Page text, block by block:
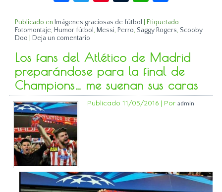
Publicado en Imágenes graciosas de fútbol
Etiquetado
Fotomontaje, Humor fútbol , Messi, Perro, Saggy Rogers, Scooby
Doo
Deja un comentario
Los fans del Atlético de Madrid
preparándose para la final de
Champions… me suenan sus caras
Publicado 11/05/2016 | Por admin